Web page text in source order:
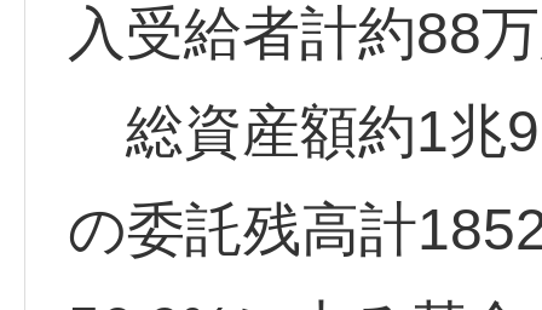
入受給者計約88
総資産額約1兆
の委託残高計